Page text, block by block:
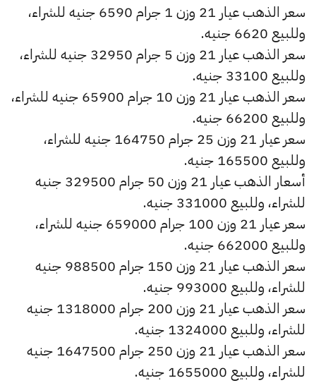
سعر الذهب عيار 21 وزن 1 جرام 6590 جنيه للشراء،
وللبيع 6620 جنيه.
سعر الذهب عيار 21 وزن 5 جرام 32950 جنيه للشراء،
وللبيع 33100 جنيه.
سعر الذهب عيار 21 وزن 10 جرام 65900 جنيه للشراء،
وللبيع 66200 جنيه.
سعر عيار 21 وزن 25 جرام 164750 جنيه للشراء،
وللبيع 165500 جنيه.
أسعار الذهب عيار 21 وزن 50 جرام 329500 جنيه
للشراء، وللبيع 331000 جنيه.
سعر عيار 21 وزن 100 جرام 659000 جنيه للشراء،
وللبيع 662000 جنيه.
سعر الذهب عيار 21 وزن 150 جرام 988500 جنيه
للشراء، وللبيع 993000 جنيه.
سعر الذهب عيار 21 وزن 200 جرام 1318000 جنيه
للشراء، وللبيع 1324000 جنيه.
سعر الذهب عيار 21 وزن 250 جرام 1647500 جنيه
للشراء، وللبيع 1655000 جنيه.